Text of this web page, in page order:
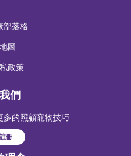
部落格
圖
政策
們
多的照顧寵物技巧
冊